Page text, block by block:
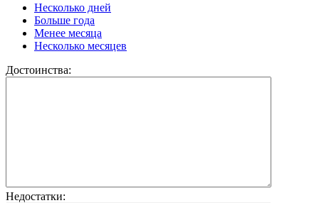
Несколько дней
Больше года
Менее месяца
Несколько месяцев
Достоинства:
Недостатки: